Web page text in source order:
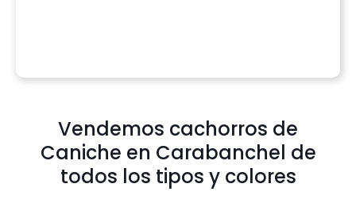
Vendemos cachorros de
Caniche en Carabanchel de
todos los tipos y colores